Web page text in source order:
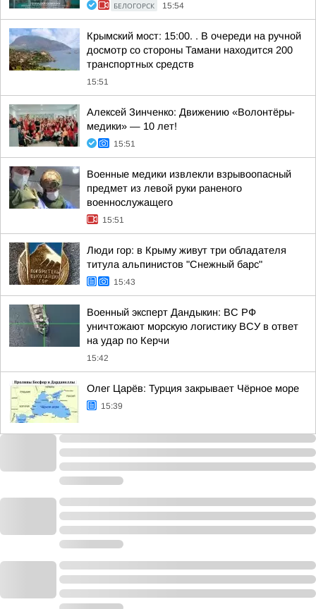
БЕЛОГОРСК 15:54
Крымский мост: 15:00. . В очереди на ручной
досмотр со стороны Тамани находится 200
транспортных средств
15:51
Алексей Зинченко: Движению «Волонтёры-
медики» — 10 лет!
15:51
Военные медики извлекли взрывоопасный
предмет из левой руки раненого
военнослужащего
15:51
Люди гор: в Крыму живут три обладателя
титула альпинистов "Снежный барс"
15:43
Военный эксперт Дандыкин: ВС РФ
уничтожают морскую логистику ВСУ в ответ
на удар по Керчи
15:42
Олег Царёв: Турция закрывает Чёрное море
15:39